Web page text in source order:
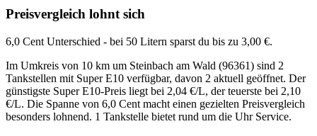
Preisvergleich lohnt sich
6,0 Cent Unterschied - bei 50 Litern sparst du bis zu 3,00 €.
Im Umkreis von 10 km um Steinbach am Wald (96361) sind 2
Tankstellen mit Super E10 verfügbar, davon 2 aktuell geöffnet. Der
günstigste Super E10-Preis liegt bei 2,04 €/L, der teuerste bei 2,10
€/L. Die Spanne von 6,0 Cent macht einen gezielten Preisvergleich
besonders lohnend. 1 Tankstelle bietet rund um die Uhr Service.